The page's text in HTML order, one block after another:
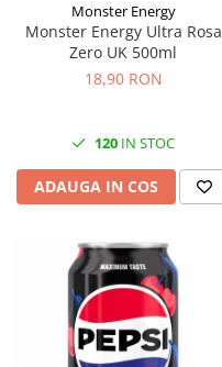
Monster Energy
Monster Energy Ultra Rosa
Zero UK 500ml
18,90 RON
120 IN STOC
ADAUGA IN COS